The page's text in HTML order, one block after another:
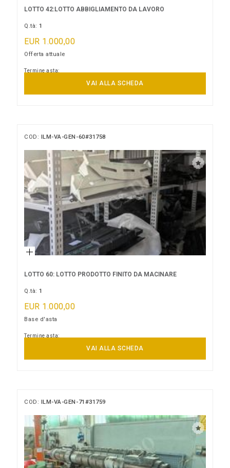
LOTTO 42:LOTTO ABBIGLIAMENTO DA LAVORO
Q.tà:1
EUR 1.000,00
Offerta attuale
Termine asta:
VAI ALLA SCHEDA
COD: ILM-VA-GEN-60#31758
LOTTO 60: LOTTO PRODOTTO FINITO DA MACINARE
Q.tà:1
EUR 1.000,00
Base d'asta
Termine asta:
VAI ALLA SCHEDA
COD: ILM-VA-GEN-71#31759